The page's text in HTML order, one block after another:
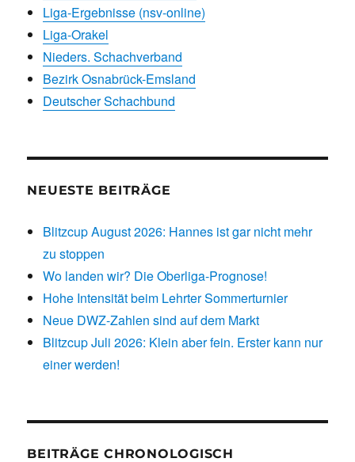
Liga-Ergebnisse (nsv-online)
Liga-Orakel
Nieders. Schachverband
Bezirk Osnabrück-Emsland
Deutscher Schachbund
NEUESTE BEITRÄGE
Blitzcup August 2026: Hannes ist gar nicht mehr
zu stoppen
Wo landen wir? Die Oberliga-Prognose!
Hohe Intensität beim Lehrter Sommerturnier
Neue DWZ-Zahlen sind auf dem Markt
Blitzcup Juli 2026: Klein aber fein. Erster kann nur
einer werden!
BEITRÄGE CHRONOLOGISCH